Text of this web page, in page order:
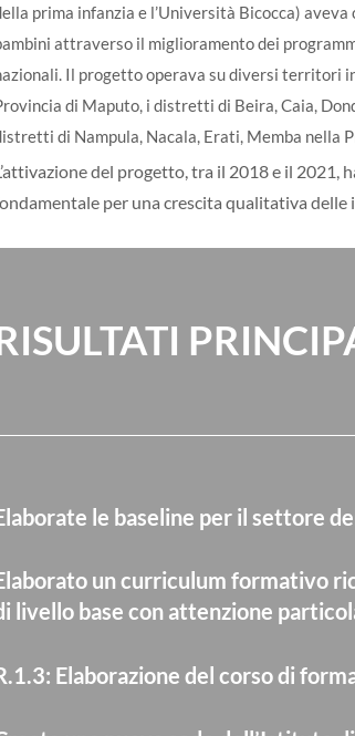
prima infanzia e l’Università Bicocca)
attraverso il miglioramento dei
Il progetto operava su diversi territori
di Maputo, i distretti di Beira, Caia,
di Nampula, Nacala, Erati, Memba nella
del progetto, tra il 2018 e il
per una crescita qualitativa delle
le baseline per il settore
un curriculum formativo
livello base con attenzione
Elaborazione del corso di